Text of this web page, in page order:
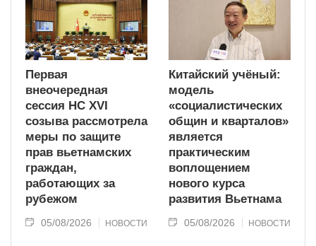
Первая
внеочередная
сессия НС XVI
созыва рассмотрела
меры по защите
прав вьетнамских
граждан,
работающих за
рубежом
05/08/2026 НОВОСТИ
Китайский учёный:
модель
«социалистических
общин и кварталов»
является
практическим
воплощением
нового курса
развития Вьетнама
05/08/2026 НОВОСТИ